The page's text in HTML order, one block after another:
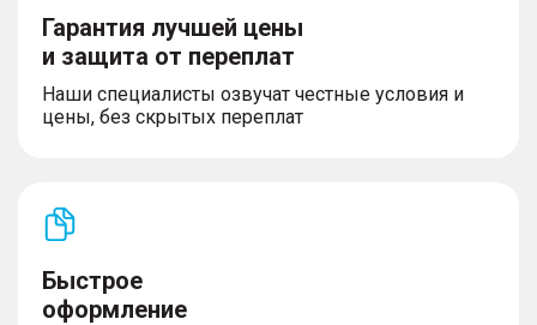
Гарантия лучшей цены
и защита от переплат
Наши специалисты озвучат честные условия и
цены, без скрытых переплат
Быстрое
оформление